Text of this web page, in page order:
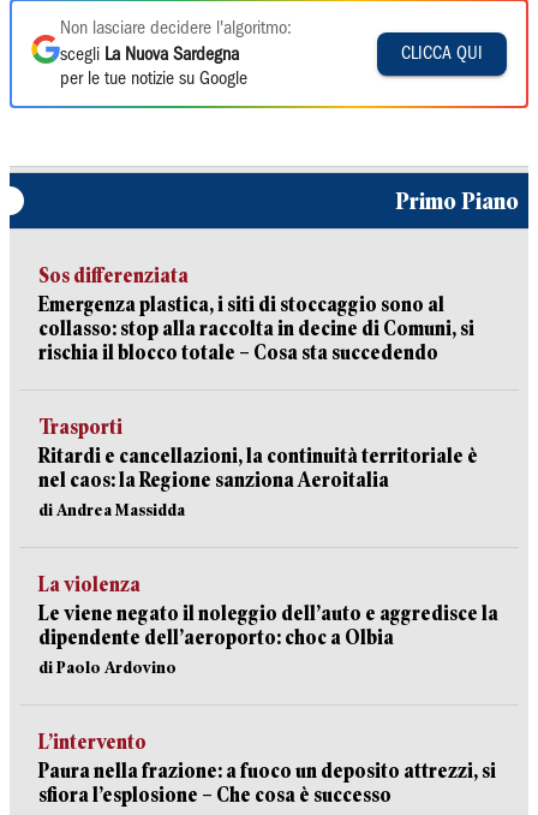
Non lasciare decidere l'algoritmo:
scegli La Nuova Sardegna
per le tue notizie su Google
CLICCA QUI
Primo Piano
Sos differenziata
Emergenza plastica, i siti di stoccaggio sono al
collasso: stop alla raccolta in decine di Comuni, si
rischia il blocco totale – Cosa sta succedendo
Trasporti
Ritardi e cancellazioni, la continuità territoriale è
nel caos: la Regione sanziona Aeroitalia
di Andrea Massidda
La violenza
Le viene negato il noleggio dell’auto e aggredisce la
dipendente dell’aeroporto: choc a Olbia
di Paolo Ardovino
L’intervento
Paura nella frazione: a fuoco un deposito attrezzi, si
sfiora l’esplosione – Che cosa è successo